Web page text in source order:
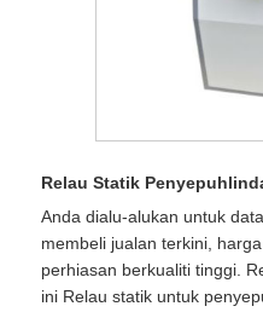
Relau Statik
Anda dialu-alukan untuk
membeli jualan terkini,
perhiasan berkualiti tinggi.
ini Relau statik untuk